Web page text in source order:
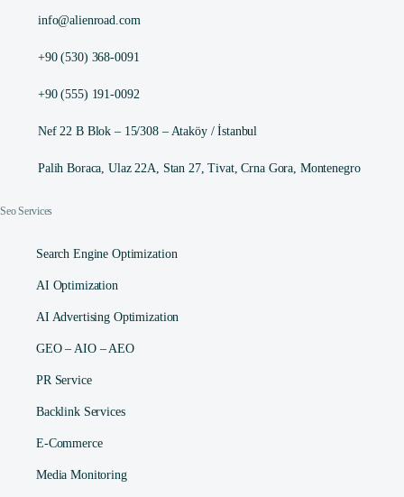
info@alienroad.com
+90 (530) 368-0091
+90 (555) 191-0092
Nef 22 B Blok – 15/308 – Ataköy / İstanbul
Palih Boraca, Ulaz 22A, Stan 27, Tivat, Crna Gora, Montenegro
Seo Services
Search Engine Optimization
AI Optimization
AI Advertising Optimization
GEO – AIO – AEO
PR Service
Backlink Services
E-Commerce
Media Monitoring